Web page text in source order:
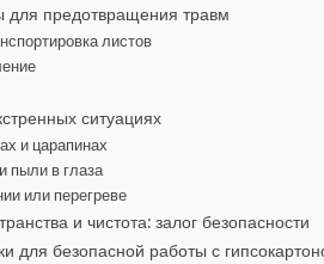
предотвращения травм
листов
ситуациях
и царапинах
пыли в глаза
или перегреве
и чистота: залог безопасности
для безопасной работы с